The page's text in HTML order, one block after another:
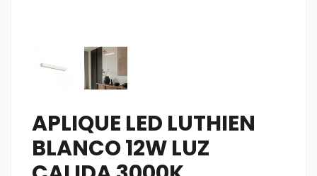
APLIQUE LED LUTHIEN
BLANCO 12W LUZ